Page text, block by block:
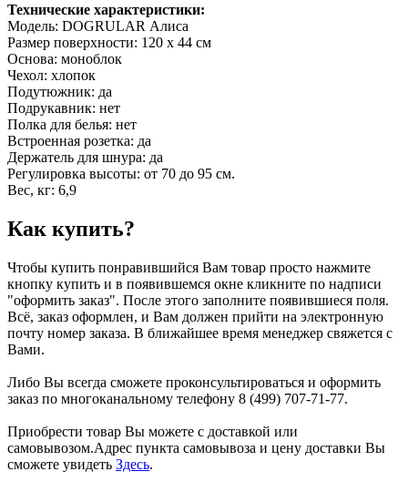
Технические характеристики:
Модель: DOGRULAR Алиса
Размер поверхности: 120 х 44 см
Основа: моноблок
Чехол: хлопок
Подутюжник: да
Подрукавник: нет
Полка для белья: нет
Встроенная розетка: да
Держатель для шнура: да
Регулировка высоты: от 70 до 95 см.
Вес, кг: 6,9
Как купить?
Чтобы купить понравившийся Вам товар просто нажмите
кнопку купить и в появившемся окне кликните по надписи
"оформить заказ". После этого заполните появившиеся поля.
Всё, заказ оформлен, и Вам должен прийти на электронную
почту номер заказа. В ближайшее время менеджер свяжется с
Вами.
Либо Вы всегда сможете проконсультироваться и оформить
заказ по многоканальному телефону 8 (499) 707-71-77.
Приобрести товар Вы можете с доставкой или
самовывозом.Адрес пункта самовывоза и цену доставки Вы
сможете увидеть Здесь.